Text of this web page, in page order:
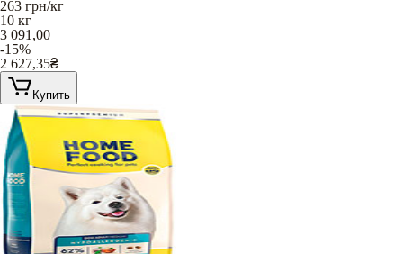
263 грн/кг
10 кг
3 091,00
-15%
2 627,35₴
Купить